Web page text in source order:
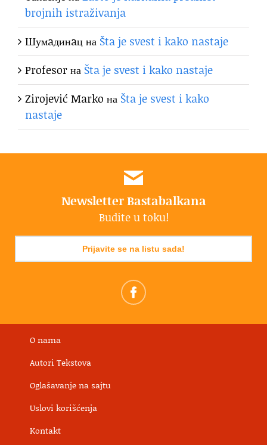
brojnih istraživanja
Шумaдинaцна Šta je svest i kako nastaje
Profesorна Šta je svest i kako nastaje
Zirojević Marko на Šta je svest i kako
nastaje
Newsletter Bastabalkana
Budite u toku!
Prijavite se na listu sada!
O nama
Autori Tekstova
Oglašavanje na sajtu
Uslovi korišćenja
Kontakt